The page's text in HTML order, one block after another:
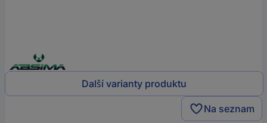
Další varianty produktu
Na seznam